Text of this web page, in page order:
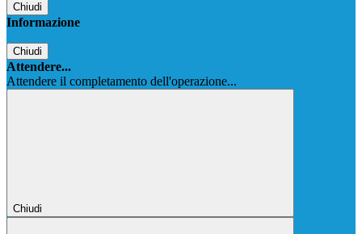
Chiudi
Informazione
Chiudi
Attendere...
Attendere il completamento dell'operazione...
Chiudi